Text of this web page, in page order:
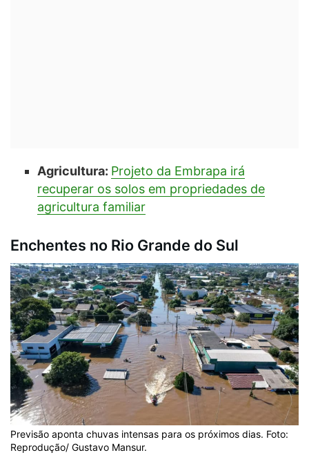
Agricultura: Projeto da Embrapa irá
recuperar os solos em propriedades de
agricultura familiar
Enchentes no Rio Grande do Sul
Previsão aponta chuvas intensas para os próximos dias. Foto:
Reprodução/ Gustavo Mansur.